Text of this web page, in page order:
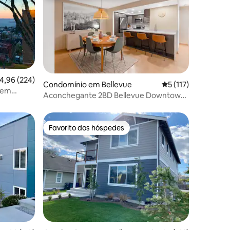
média de 4,96 em 5 estrelas, 224avaliações
4,96 (224)
Condomínio em Bellevue Classificação
5 (117)
Aconchegante 2BD Bellevue Downtown,
Favorito dos hóspedes
Favorito dos hóspedes